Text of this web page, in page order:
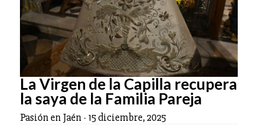
La Virgen de la Capilla recupera
la saya de la Familia Pareja
Pasión en Jaén - 15 diciembre, 2025